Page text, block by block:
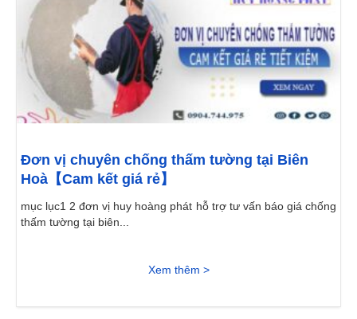
Đơn vị chuyên chống thấm tường tại Biên
Hoà【Cam kết giá rẻ】
mục lục1 2 đơn vị huy hoàng phát hỗ trợ tư vấn báo giá chống
thấm tường tại biên...
Xem thêm >